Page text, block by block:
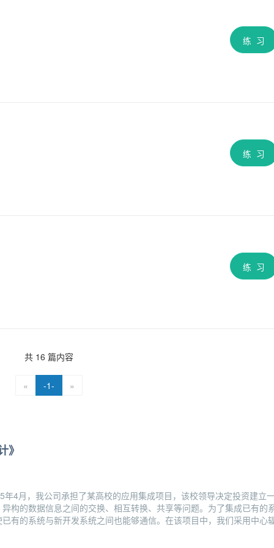
练 习
练 习
练 习
共 16 篇内容
« -1- »
》
4月，我公司承担了某高校的应用集成项目，该校领导决定投资建立
构的数据信息之间的交换、相互转换、共享等问题。为了集成已有的
有的系统与新开发系统之间也能够通信。在该项目中，我们采用中心